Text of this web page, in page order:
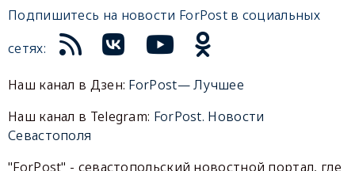
Подпишитесь на новости ForPost в социальных
сетях:
Наш канал в Дзен: ForPost— Лучшее
Наш канал в Telegram: ForPost. Новости
Севастополя
"ForPost" - севастопольский новостной портал, где